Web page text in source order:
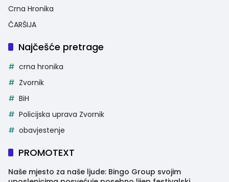
Crna Hronika
ČARŠIJA
Najčešće pretrage
crna hronika
Zvornik
BiH
Policijska uprava Zvornik
obavjestenje
PROMOTEXT
Naše mjesto za naše ljude: Bingo Group svojim